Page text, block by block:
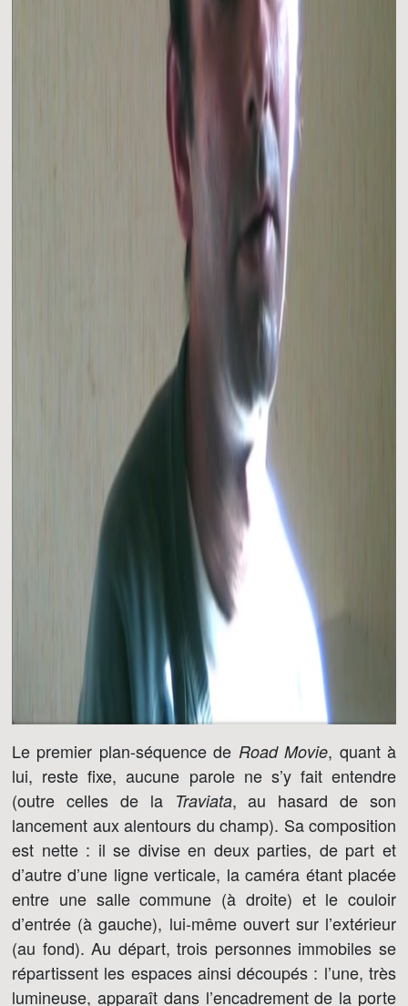
Le premier plan-séquence de Road Movie, quant à
lui, reste fixe, aucune parole ne s’y fait entendre
(outre celles de la Traviata, au hasard de son
lancement aux alentours du champ). Sa composition
est nette : il se divise en deux parties, de part et
d’autre d’une ligne verticale, la caméra étant placée
entre une salle commune (à droite) et le couloir
d’entrée (à gauche), lui-même ouvert sur l’extérieur
(au fond). Au départ, trois personnes immobiles se
répartissent les espaces ainsi découpés : l’une, très
lumineuse, apparaît dans l’encadrement de la porte